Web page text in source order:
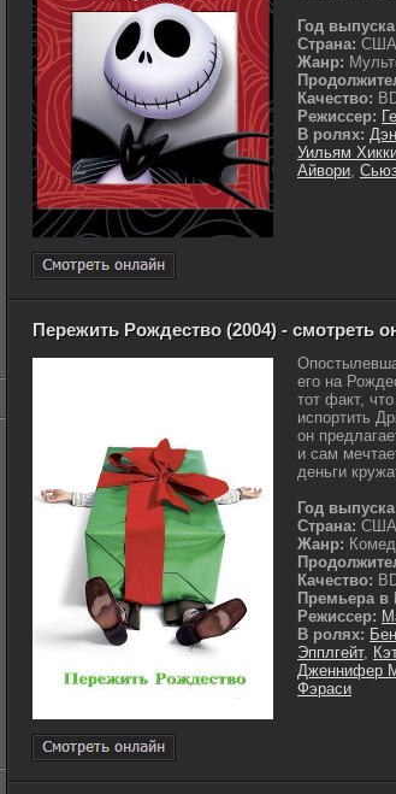
Год
Страна: США
Жанр:
Качество:
Режиссер:
В ролях:
Уильям
Айвори,
Пережить Рождество (2004) - смотреть
его на
тот факт,
испортить
он
и сам
деньги
Год
Страна: США
Жанр:
Качество:
Премьера в
Режиссер:
В ролях:
Эпплгейт,
Дженнифер
Фэраси